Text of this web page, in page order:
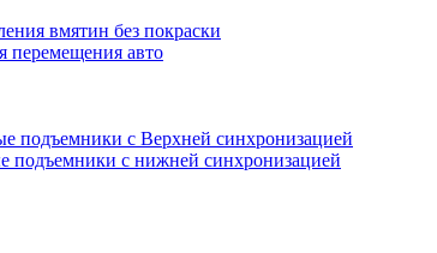
вмятин без покраски
перемещения авто
подъемники с Верхней синхронизацией
подъемники с нижней синхронизацией